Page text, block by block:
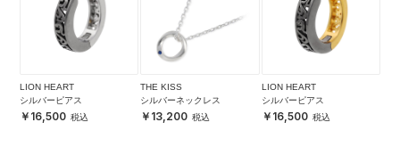
LION HEART
シルバーピアス
16,500
THE KISS
シルバーネックレス
13,200
LION HEART
シルバーピアス
16,500